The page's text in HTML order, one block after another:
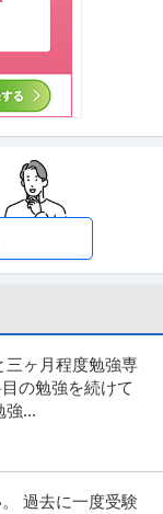
サルティング ※会員属
勉強の応援体制充
※会員属性などに応
行 ※会員属性などに応
提供：ビズリーチ
三ヶ月程度勉強専
の勉強を続けて
強...
過去に一度受験